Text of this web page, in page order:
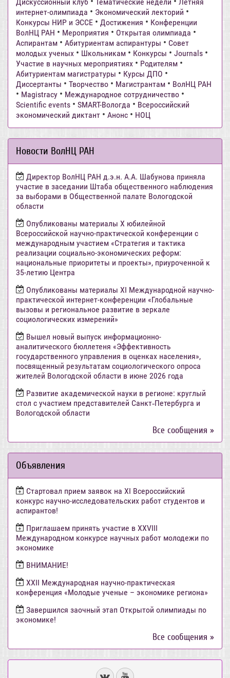
Дискуссионный клуб Тематические недели
Летняя
интернет-олимпиада • Экономический лекторий •
Конкурсы НИР и ЭССЕ • Достижения • Конференции
ВолНЦ РАН • Мероприятия • Открытая олимпиада •
Аспирантам • Абитуриентам аспирантуры • Совет
молодых ученых • Школьникам • Конкурсы • Journals •
Участие в научных мероприятиях • Родителям •
Абитуриентам магистратуры • Курсы ДПО •
Диссертанты • Творчество • Магистрантам • ВолНЦ РАН
• Magistracy • Международное сотрудничество •
Scientific events • SMART-Вологда • Всероссийский
экономический диктант • Анонс • НОЦ
Новости ВолНЦ РАН
Директор ВолНЦ РАН д.э.н. А.А. Шабунова приняла
участие в заседании Штаба общественного наблюдения
за выборами в Общественной палате Вологодской
области
Опубликованы материалы X юбилейной
Всероссийской научно-практической конференции с
международным участием «Стратегия и тактика
реализации социально-экономических реформ:
национальные приоритеты и проекты», приуроченной к
35-летию Центра
Опубликованы материалы XI Международной научно-
практической интернет-конференции «Глобальные
вызовы и региональное развитие в зеркале
социологических измерений»
Вышел новый выпуск информационно-
аналитического бюллетеня «Эффективность
государственного управления в оценках населения»,
посвященный результатам социологического опроса
жителей Вологодской области в июне 2026 года
Развитие академической науки в регионе: круглый
стол с участием представителей Санкт‑Петербурга и
Вологодской области
Все сообщения »
Объявления
Стартовал прием заявок на XI Всероссийский
конкурс научно-исследовательских работ студентов и
аспирантов!
Приглашаем принять участие в XXVIII
Международном конкурсе научных работ молодежи по
экономике
ВНИМАНИЕ!
ХХII Международная научно-практическая
конференция «Молодые ученые – экономике региона»
Завершился заочный этап Открытой олимпиады по
экономике!
Все сообщения »